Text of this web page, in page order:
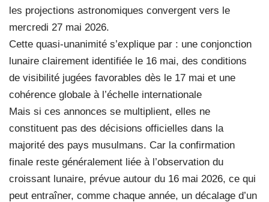
les projections astronomiques convergent vers le
mercredi 27 mai 2026.
Cette quasi-unanimité s’explique par : une conjonction
lunaire clairement identifiée le 16 mai, des conditions
de visibilité jugées favorables dès le 17 mai et une
cohérence globale à l’échelle internationale
Mais si ces annonces se multiplient, elles ne
constituent pas des décisions officielles dans la
majorité des pays musulmans. Car la confirmation
finale reste généralement liée à l’observation du
croissant lunaire, prévue autour du 16 mai 2026, ce qui
peut entraîner, comme chaque année, un décalage d’un